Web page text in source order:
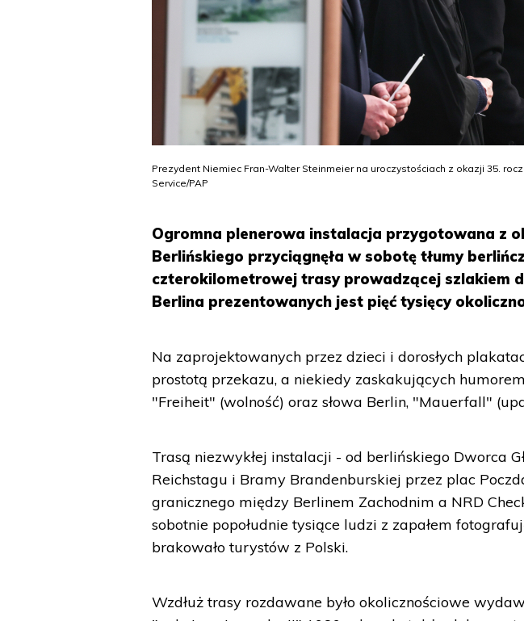
Prezydent Niemiec Fran-Walter Steinmeier na uroczystościach z okazji 35.
Service/PAP
Ogromna plenerowa instalacja przygotowana z
Berlińskiego przyciągnęła w sobotę tłumy
czterokilometrowej trasy prowadzącej szlakiem
Berlina prezentowanych jest pięć tysięcy
Na zaprojektowanych przez dzieci i dorosłych
prostotą przekazu, a niekiedy zaskakujących
"Freiheit" (wolność) oraz słowa Berlin, "Mauerfall"
Trasą niezwykłej instalacji - od berlińskiego Dworca
Reichstagu i Bramy Brandenburskiej przez plac
granicznego między Berlinem Zachodnim a NRD
sobotnie popołudnie tysiące ludzi z zapałem
brakowało turystów z Polski.
Wzdłuż trasy rozdawane było okolicznościowe